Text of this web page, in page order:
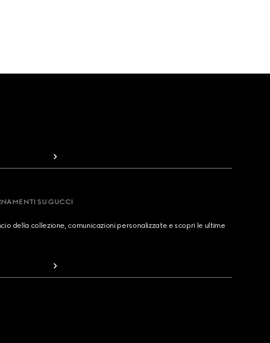
SU GUCCI
della collezione, comunicazioni personalizzate e scopri le ultime